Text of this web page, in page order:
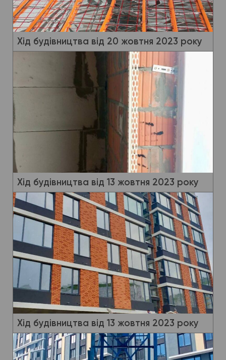
Хід будівництва від 20 жовтня 2023 року
Хід будівництва від 13 жовтня 2023 року
Хід будівництва від 13 жовтня 2023 року